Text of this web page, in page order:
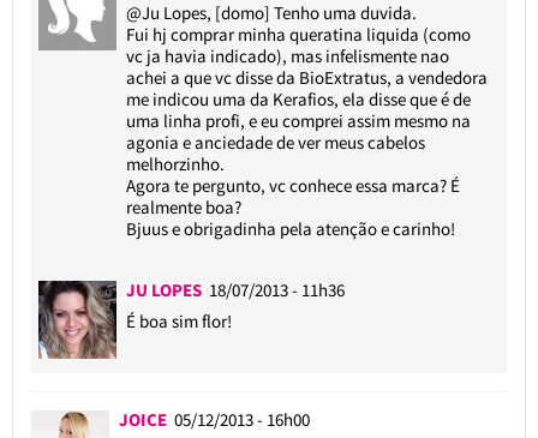
@Ju Lopes, [domo] Tenho uma duvida.
Fui hj comprar minha queratina liquida (como
vc ja havia indicado), mas infelismente nao
achei a que vc disse da BioExtratus, a vendedora
me indicou uma da Kerafios, ela disse que é de
uma linha profi, e eu comprei assim mesmo na
agonia e anciedade de ver meus cabelos
melhorzinho.
Agora te pergunto, vc conhece essa marca? É
realmente boa?
Bjuus e obrigadinha pela atenção e carinho!
JU LOPES 18/07/2013 - 11h36
É boa sim flor!
JOICE 05/12/2013 - 16h00